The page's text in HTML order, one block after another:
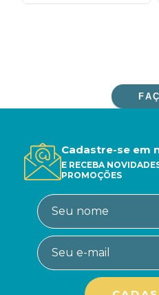
Cadastre-se em
E RECEBA
PROMOÇÕES